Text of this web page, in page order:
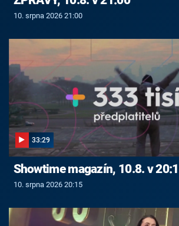
10. srpna 2026 21:00
33:29
Showtime magazín, 10.8. v
10. srpna 2026 20:15